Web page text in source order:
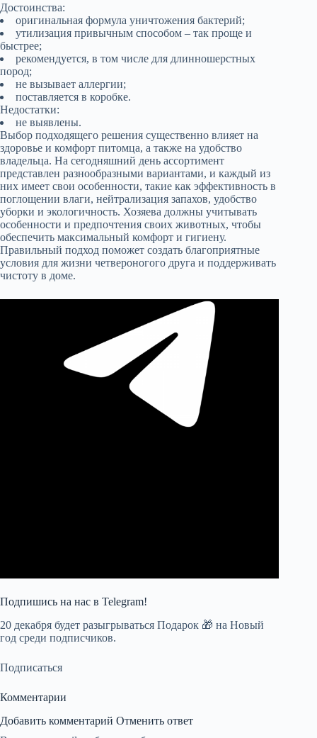
Достоинства:
оригинальная формула уничтожения бактерий;
утилизация привычным способом – так проще и
быстрее;
рекомендуется, в том числе для длинношерстных
пород;
не вызывает аллергии;
поставляется в коробке.
Недостатки:
не выявлены.
Выбор подходящего решения существенно влияет на
здоровье и комфорт питомца, а также на удобство
владельца. На сегодняшний день ассортимент
представлен разнообразными вариантами, и каждый из
них имеет свои особенности, такие как эффективность в
поглощении влаги, нейтрализация запахов, удобство
уборки и экологичность. Хозяева должны учитывать
особенности и предпочтения своих животных, чтобы
обеспечить максимальный комфорт и гигиену.
Правильный подход поможет создать благоприятные
условия для жизни четвероногого друга и поддерживать
чистоту в доме.
Подпишись на наc в Telegram!
20 декабря будет разыгрываться Подарок 🎁 на Новый
год среди подписчиков.
Подписаться
Комментарии
Добавить комментарий Отменить ответ